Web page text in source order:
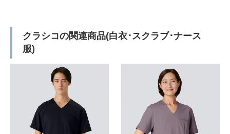
クラシコの関連商品(白衣･スクラブ･ナース
服)